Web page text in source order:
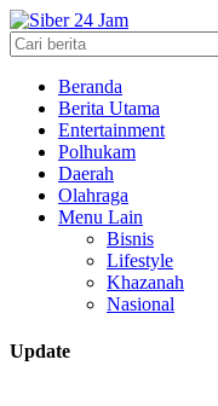
Beranda
Berita Utama
Entertainment
Polhukam
Daerah
Olahraga
Menu Lain
Bisnis
Lifestyle
Khazanah
Nasional
Update